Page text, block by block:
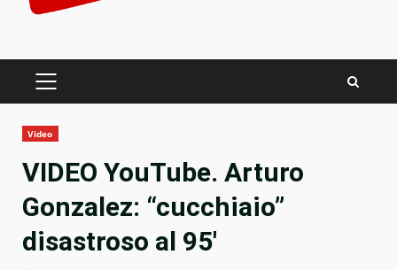
PRIMARY
Video
VIDEO YouTube. Arturo
Gonzalez: “cucchiaio”
disastroso al 95′